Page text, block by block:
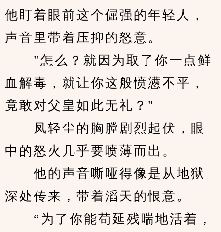
他盯着眼前这个倔强的年轻人，
声音里带着压抑的怒意。
"怎么？就因为取了你一点鲜
血解毒，就让你这般愤懑不平，
竟敢对父皇如此无礼？"
凤轻尘的胸膛剧烈起伏，眼
中的怒火几乎要喷薄而出。
他的声音嘶哑得像是从地狱
深处传来，带着滔天的恨意。
“为了你能苟延残喘地活着，